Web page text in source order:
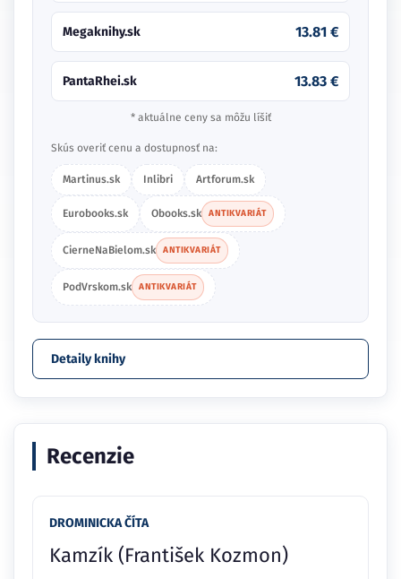
Megaknihy.sk 13.81 €
PantaRhei.sk 13.83 €
* aktuálne ceny sa môžu líšiť
Skús overiť cenu a dostupnosť na:
Martinus.sk Inlibri Artforum.sk
Eurobooks.sk Obooks.sk ANTIKVARIÁT
CierneNaBielom.sk ANTIKVARIÁT
PodVrskom.sk ANTIKVARIÁT
Detaily knihy
Recenzie
DROMINICKA ČÍTA
Kamzík (František Kozmon)